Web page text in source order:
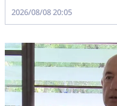
2026/08/08 20:05